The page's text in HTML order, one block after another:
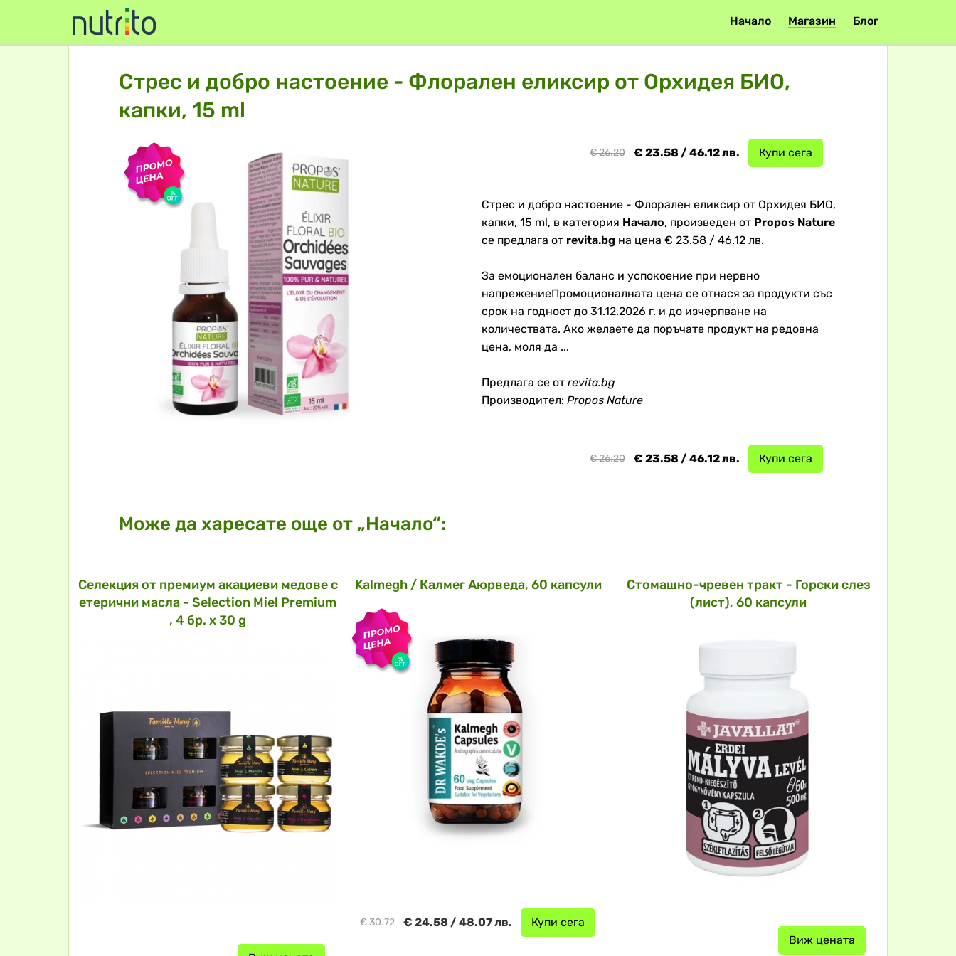
Начало Магазин Блог
Стрес и добро настоение - Флорален еликсир от Орхидея БИО,
капки, 15 ml
Купи сега
€ 23.58 / 46.12 лв.
€ 26.20
Стрес и добро настоение - Флорален еликсир от Орхидея БИО,
капки, 15 ml, в категория Начало, произведен от Propos Nature
се предлага от revita.bg на цена € 23.58 / 46.12 лв.
За емоционален баланс и успокоение при нервно
напрежениеПромоционалната цена се отнася за продукти със
срок на годност до 31.12.2026 г. и до изчерпване на
количествата. Ако желаете да поръчате продукт на редовна
цена, моля да ...
Предлага се от revita.bg
Производител: Propos Nature
Купи сега
€ 23.58 / 46.12 лв.
€ 26.20
Може да харесате още от „Начало“:
Селекция от премиум акациеви медове с
етерични масла - Selection Miel Premium
, 4 бр. х 30 g
Kalmegh / Калмег Аюрведа, 60 капсули
Купи сега
€ 24.58 / 48.07 лв.
€ 30.72
Стомашно-чревен тракт - Горски слез
(лист), 60 капсули
Виж цената